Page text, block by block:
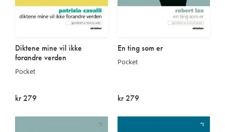
Diktene mine vil ikke
forandre verden
Pocket
kr 279
En ting som er
Pocket
kr 279